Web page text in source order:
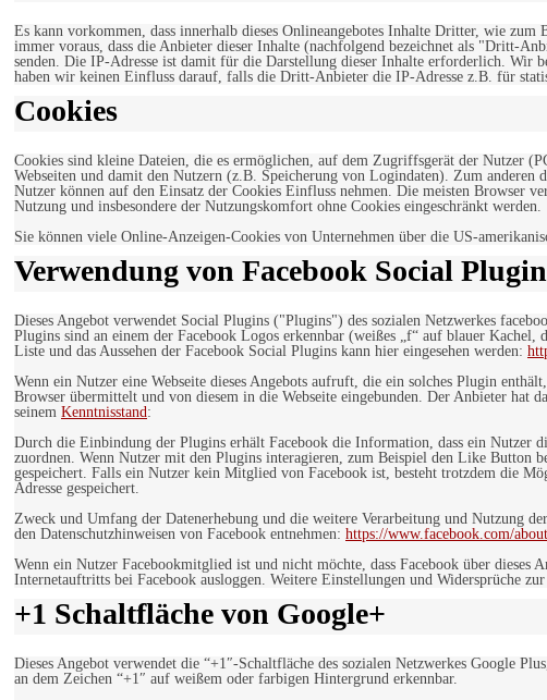
Es kann vorkommen, dass innerhalb dieses Onlineangebotes Inhalte Dritter, wie
immer voraus, dass die Anbieter dieser Inhalte (nachfolgend bezeichnet als "Dritt-
senden. Die IP-Adresse ist damit für die Darstellung dieser Inhalte erforderlich. Wir
haben wir keinen Einfluss darauf, falls die Dritt-Anbieter die IP-Adresse z.B. für
Cookies
Cookies sind kleine Dateien, die es ermöglichen, auf dem Zugriffsgerät der Nutzer
Webseiten und damit den Nutzern (z.B. Speicherung von Logindaten). Zum anderen
Nutzer können auf den Einsatz der Cookies Einfluss nehmen. Die meisten Browser
Nutzung und insbesondere der Nutzungskomfort ohne Cookies eingeschränkt werden.
Sie können viele Online-Anzeigen-Cookies von Unternehmen über die US-
Verwendung von Facebook Social
Dieses Angebot verwendet Social Plugins ("Plugins") des sozialen Netzwerkes
Plugins sind an einem der Facebook Logos erkennbar (weißes „f“ auf blauer
Liste und das Aussehen der Facebook Social Plugins kann hier eingesehen werden:
Wenn ein Nutzer eine Webseite dieses Angebots aufruft, die ein solches Plugin
Browser übermittelt und von diesem in die Webseite eingebunden. Der Anbieter hat
seinem Kenntnisstand:
Durch die Einbindung der Plugins erhält Facebook die Information, dass ein Nutzer
zuordnen. Wenn Nutzer mit den Plugins interagieren, zum Beispiel den Like Button
gespeichert. Falls ein Nutzer kein Mitglied von Facebook ist, besteht trotzdem die
Adresse gespeichert.
Zweck und Umfang der Datenerhebung und die weitere Verarbeitung und Nutzung
den Datenschutzhinweisen von Facebook entnehmen: https://www.facebook.com/
Wenn ein Nutzer Facebookmitglied ist und nicht möchte, dass Facebook über dieses
Internetauftritts bei Facebook ausloggen. Weitere Einstellungen und Widersprüche
+1 Schaltfläche von Google+
Dieses Angebot verwendet die “+1″-Schaltfläche des sozialen Netzwerkes Google
an dem Zeichen “+1″ auf weißem oder farbigen Hintergrund erkennbar.